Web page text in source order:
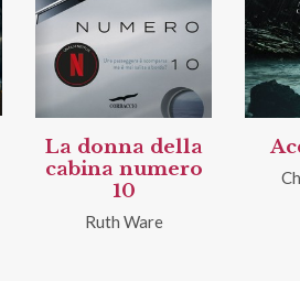
La donna della
cabina numero
10
Ruth Ware